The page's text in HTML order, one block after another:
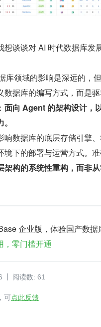
想谈谈对 AI 时代数据库发
库领域的影响是深远的，
数据库的编写方式，而是
面向 Agent 的架构设计，
响数据库的底层存储引擎
下的部署与运营方式。准
架构的系统性重构，而非
企业版，体验国产数据
，零门槛开通
阅读数: 61
可点此反馈